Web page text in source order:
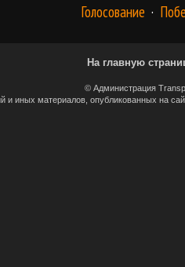
Голосование ·
На главную
© Администрация
и иных материалов, опубликованных на